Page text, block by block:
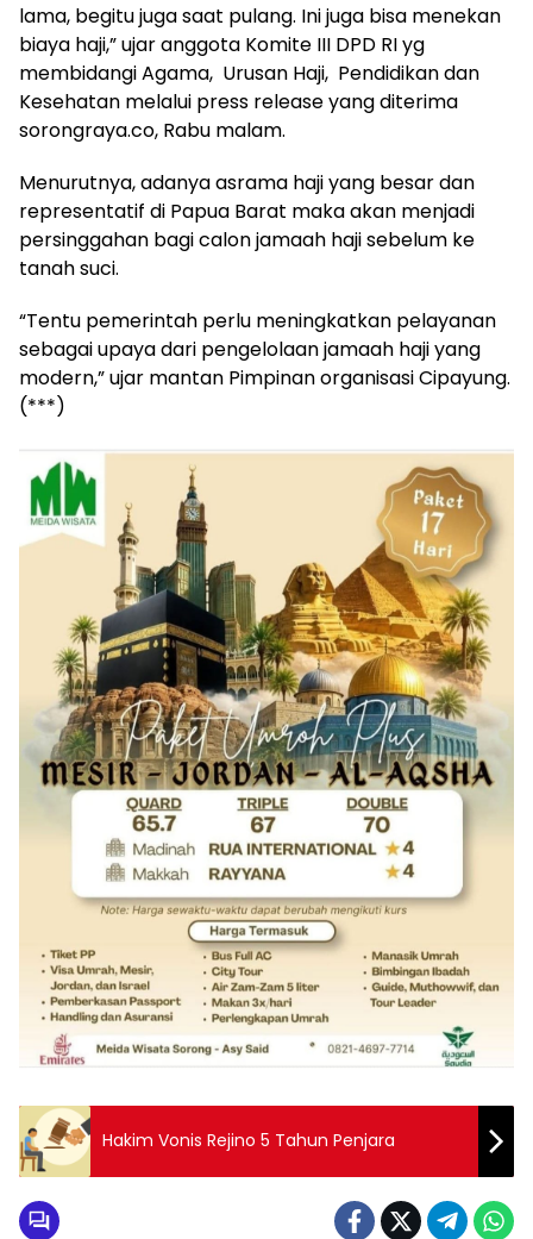
lama, begitu juga saat pulang. Ini juga bisa menekan
biaya haji,” ujar anggota Komite III DPD RI yg
membidangi Agama, Urusan Haji, Pendidikan dan
Kesehatan melalui press release yang diterima
sorongraya.co, Rabu malam.
Menurutnya, adanya asrama haji yang besar dan
representatif di Papua Barat maka akan menjadi
persinggahan bagi calon jamaah haji sebelum ke
tanah suci.
“Tentu pemerintah perlu meningkatkan pelayanan
sebagai upaya dari pengelolaan jamaah haji yang
modern,” ujar mantan Pimpinan organisasi Cipayung.
(***)
Hakim Vonis Rejino 5 Tahun Penjara